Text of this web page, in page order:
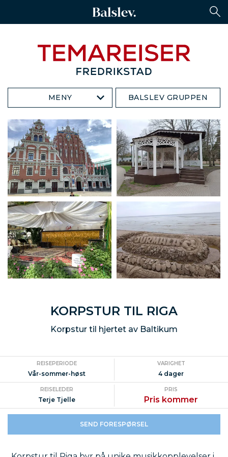
MENY BALSLEV GRUPPEN
KORPSTUR TIL RIGA
Korpstur til hjertet av Baltikum
REISEPERIODE
Vår-sommer-høst
VARIGHET
4 dager
REISELEDER
Terje Tjelle
PRIS
Pris kommer
SEND FORESPØRSEL